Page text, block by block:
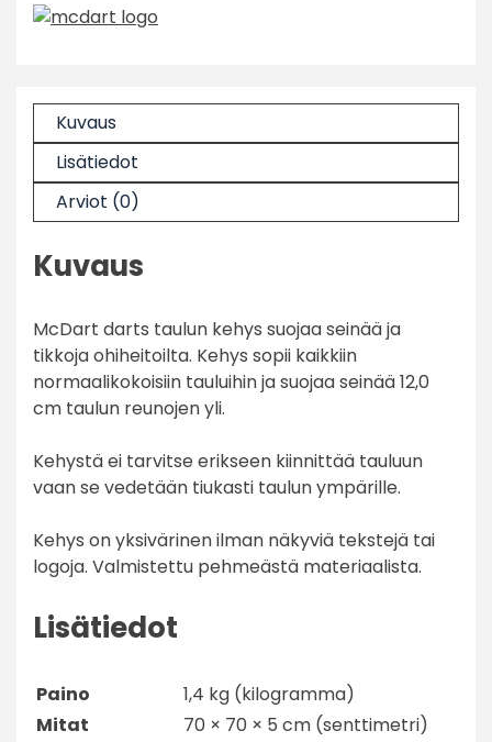
Kuvaus
Lisätiedot
Arviot (0)
Kuvaus
McDart darts taulun kehys suojaa seinää ja
tikkoja ohiheitoilta. Kehys sopii kaikkiin
normaalikokoisiin tauluihin ja suojaa seinää 12,0
cm taulun reunojen yli.
Kehystä ei tarvitse erikseen kiinnittää tauluun
vaan se vedetään tiukasti taulun ympärille.
Kehys on yksivärinen ilman näkyviä tekstejä tai
logoja. Valmistettu pehmeästä materiaalista.
Lisätiedot
Paino
1,4 kg (kilogramma)
Mitat
70 × 70 × 5 cm (senttimetri)